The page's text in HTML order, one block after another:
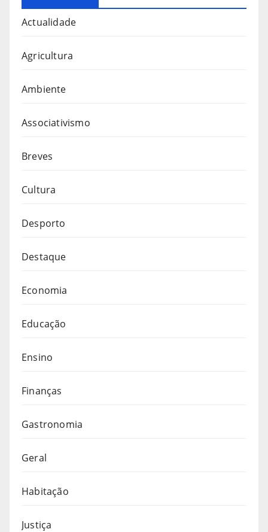
Actualidade
Agricultura
Ambiente
Associativismo
Breves
Cultura
Desporto
Destaque
Economia
Educação
Ensino
Finanças
Gastronomia
Geral
Habitação
Justiça